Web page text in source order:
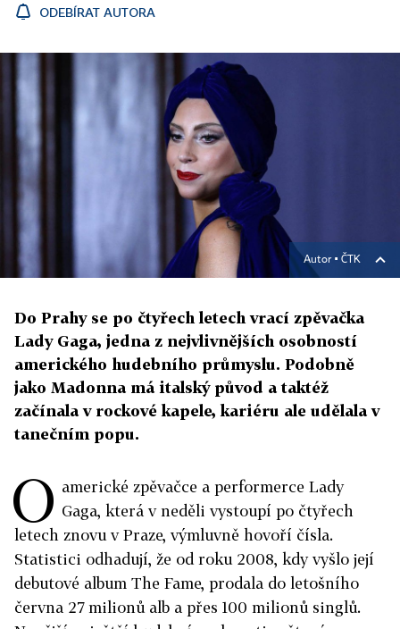
ODEBÍRAT AUTORA
Autor ▪ ČTK
Do Prahy se po čtyřech letech vrací zpěvačka
Lady Gaga, jedna z nejvlivnějších osobností
amerického hudebního průmyslu. Podobně
jako Madonna má italský původ a taktéž
začínala v rockové kapele, kariéru ale udělala v
tanečním popu.
O americké zpěvačce a performerce Lady
Gaga, která v neděli vystoupí po čtyřech
letech znovu v Praze, výmluvně hovoří čísla.
Statistici odhadují, že od roku 2008, kdy vyšlo její
debutové album The Fame, prodala do letošního
června 27 milionů alb a přes 100 milionů singlů.